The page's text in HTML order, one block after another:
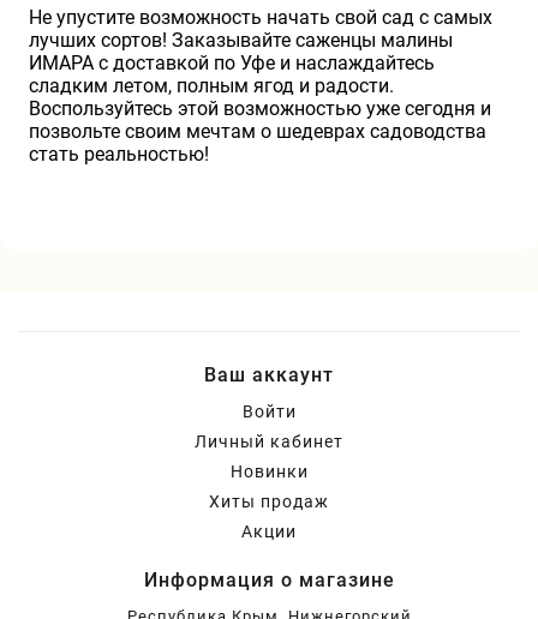
Не упустите возможность начать свой сад с самых
лучших сортов! Заказывайте саженцы малины
ИМАРА с доставкой по Уфе и наслаждайтесь
сладким летом, полным ягод и радости.
Воспользуйтесь этой возможностью уже сегодня и
позвольте своим мечтам о шедеврах садоводства
стать реальностью!
Ваш аккаунт
Войти
Личный кабинет
Новинки
Хиты продаж
Акции
Информация о магазине